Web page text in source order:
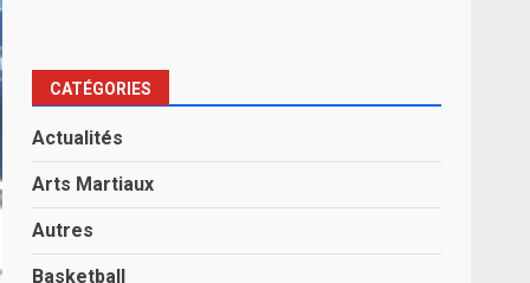
CATÉGORIES
Actualités
Arts Martiaux
Autres
Basketball